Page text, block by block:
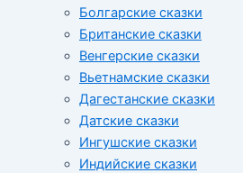
Болгарские сказки
Британские сказки
Венгерские сказки
Вьетнамские сказки
Дагестанские сказки
Датские сказки
Ингушские сказки
Индийские сказки